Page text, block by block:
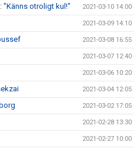
"Känns otroligt kul!" 2021-03-10 14:00
2021-03-09 14:10
2021-03-08 16:55
2021-03-07 12:40
2021-03-06 10:20
2021-03-04 12:05
2021-03-02 17:05
2021-02-28 13:30
2021-02-27 10:00